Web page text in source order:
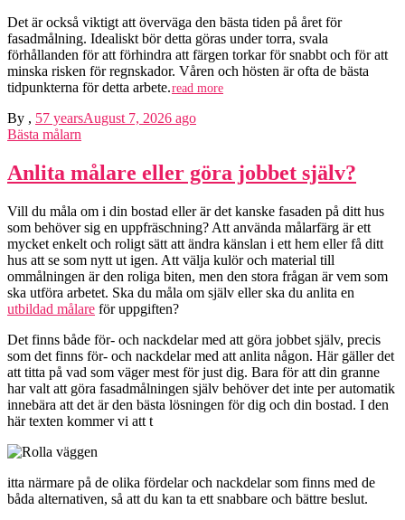
Det är också viktigt att överväga den bästa tiden på året för
fasadmålning. Idealiskt bör detta göras under torra, svala
förhållanden för att förhindra att färgen torkar för snabbt och för att
minska risken för regnskador. Våren och hösten är ofta de bästa
tidpunkterna för detta arbete.read more
By , 57 yearsAugust 7, 2026 ago
Bästa målarn
Anlita målare eller göra jobbet själv?
Vill du måla om i din bostad eller är det kanske fasaden på ditt hus
som behöver sig en uppfräschning? Att använda målarfärg är ett
mycket enkelt och roligt sätt att ändra känslan i ett hem eller få ditt
hus att se som nytt ut igen. Att välja kulör och material till
ommålningen är den roliga biten, men den stora frågan är vem som
ska utföra arbetet. Ska du måla om själv eller ska du anlita en
utbildad målare för uppgiften?
Det finns både för- och nackdelar med att göra jobbet själv, precis
som det finns för- och nackdelar med att anlita någon. Här gäller det
att titta på vad som väger mest för just dig. Bara för att din granne
har valt att göra fasadmålningen själv behöver det inte per automatik
innebära att det är den bästa lösningen för dig och din bostad. I den
här texten kommer vi att t
itta närmare på de olika fördelar och nackdelar som finns med de
båda alternativen, så att du kan ta ett snabbare och bättre beslut.